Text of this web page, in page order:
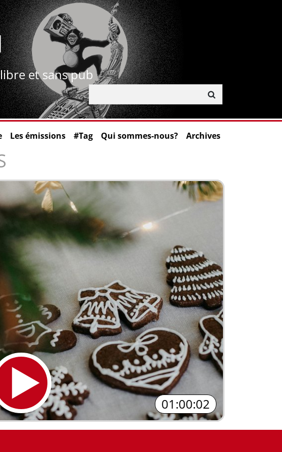
et sans pub
Les émissions #Tag Qui sommes-nous? Archives
01:00:02